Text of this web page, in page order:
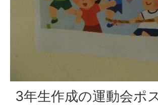
3年生作成の運動会ポ